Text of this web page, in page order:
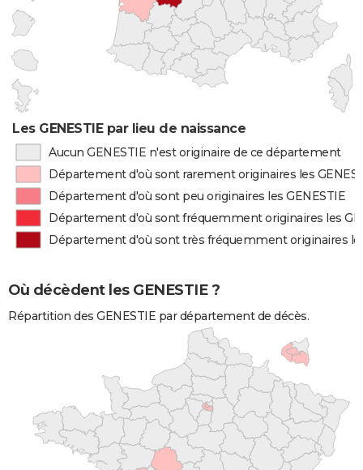
Les GENESTIE par lieu de naissance
Aucun GENESTIE n'est originaire de ce département
Département d'où sont rarement originaires les
Département d'où sont peu originaires les GENESTIE
Département d'où sont fréquemment originaires les
Département d'où sont très fréquemment originaires
Où décèdent les GENESTIE ?
Répartition des GENESTIE par département de décès.